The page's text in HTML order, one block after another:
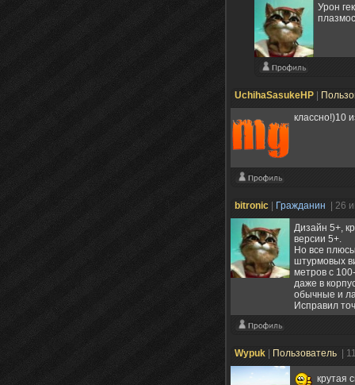
Урон
UchihaSasukeHP
классно!)10
bitronic Гражданин
| 26
Дизайн 5+,
версии 5+.
Но все
штурмовых
метров с
даже в
обычные и
Исправил
Wypuk Пользователь |
крутая